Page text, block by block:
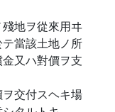
地ヲ從來用ヰ
當該土地ノ所
又ハ對價ヲ支
交付スヘキ場